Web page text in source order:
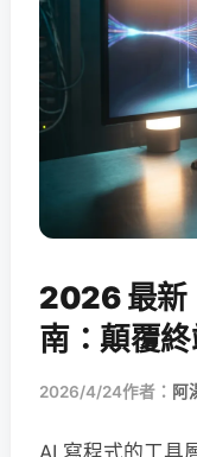
2026 最新
南：顛覆
2026/4/24作者： 阿